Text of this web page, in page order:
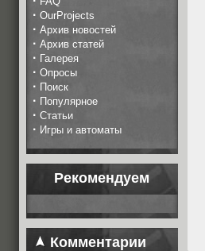
· OurProjects
· Архив новостей
· Архив статей
· Галерея
· Опросы
· Поиск
· Популярное
· Статьи
· Игры и автоматы
Рекомендуем
Комментарии